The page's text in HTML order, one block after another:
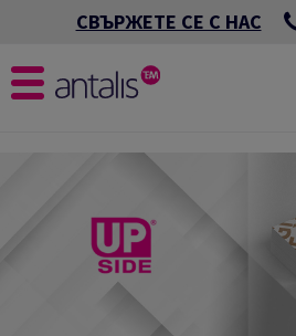
СВЪРЖЕТЕ СЕ С НАС